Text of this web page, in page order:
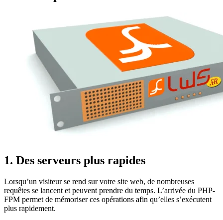
1. Des serveurs plus rapides
Lorsqu’un visiteur se rend sur votre site web, de nombreuses
requêtes se lancent et peuvent prendre du temps. L’arrivée du PHP-
FPM permet de mémoriser ces opérations afin qu’elles s’exécutent
plus rapidement.